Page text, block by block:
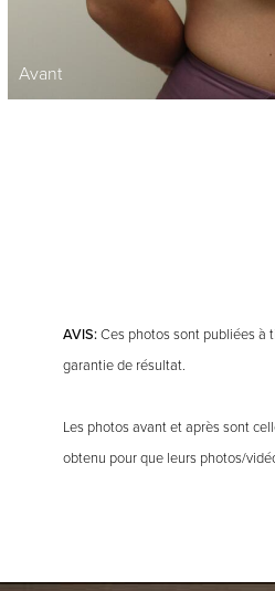
Avant
AVIS:Ces photos sont publiées à
garantie de résultat.
Les photos avant et après sont
obtenu pour que leurs photos/